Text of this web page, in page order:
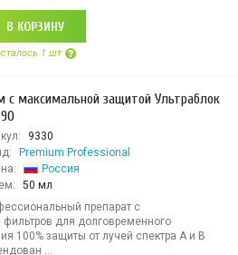
В КОРЗИНУ
1 шт
с максимальной защитой Ультраблок
9330
Premium Professional
Россия
50 мл
препарат с
для долговременного
100% защиты от лучей спектра А и В
...